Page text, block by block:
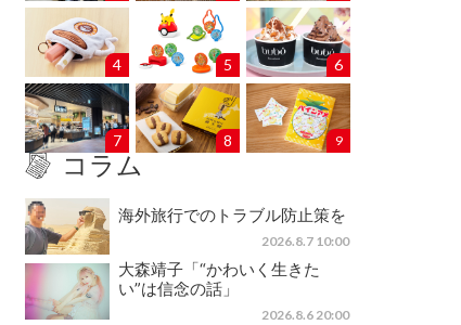
4 5 6
7 8 9
コラム
海外旅行でのトラブル防止策を
2026.8.7 10:00
大森靖子「“かわいく生きた
い”は信念の話」
2026.8.6 20:00